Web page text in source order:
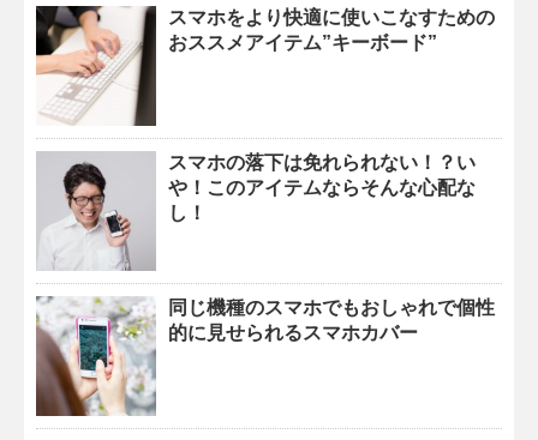
スマホをより快適に使いこなすための
おススメアイテム”キーボード”
スマホの落下は免れられない！？い
や！このアイテムならそんな心配な
し！
同じ機種のスマホでもおしゃれで個性
的に見せられるスマホカバー